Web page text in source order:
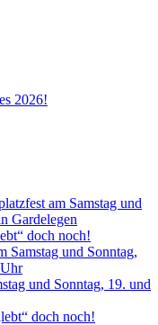
2026!
am Samstag und
Gardelegen
doch noch!
Samstag und Sonntag,
und Sonntag, 19. und
doch noch!